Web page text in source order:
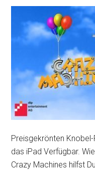
Preisgekrönten Knobel-
das iPad Verfügbar.
Crazy Machines hilfst